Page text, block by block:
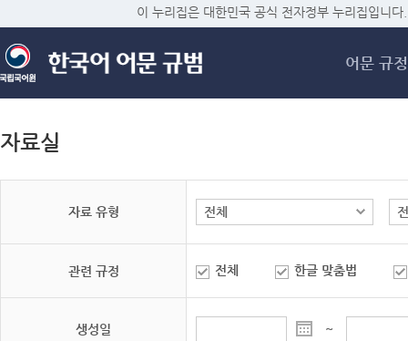
메
이 누리집은 대한민국 공식 전자정부 누리집입니다.
어문 규정
자료실
자료 유형
관련 규정 전체 한글 맞춤법
생성일 ~